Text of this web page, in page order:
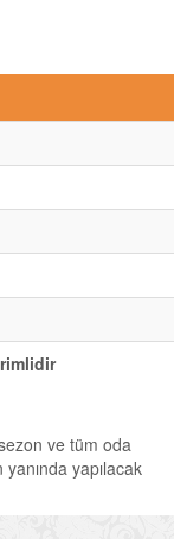
ve tüm oda
yapılacak